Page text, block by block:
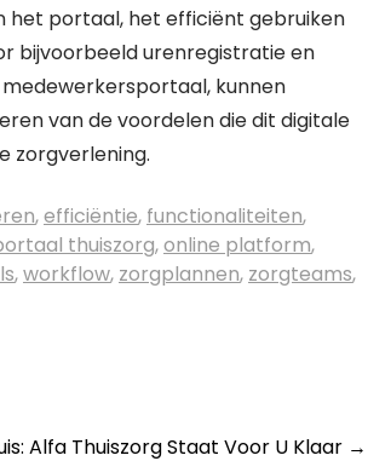
het portaal, het efficiënt gebruiken
bijvoorbeeld urenregistratie en
kunnen
van de voordelen die dit digitale
zorgverlening.
,efficiëntie, functionaliteiten,
thuiszorg,online platform,
,workflow, zorgplannen, zorgteams,
Alfa Thuiszorg Staat Voor U Klaar →